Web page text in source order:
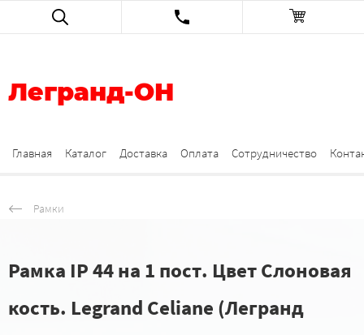
Легранд-ОН
Главная Каталог Доставка Оплата Сотрудничество
Рамки
Рамка IP 44 на 1 пост. Цвет Слоновая
кость. Legrand Celiane (Легранд